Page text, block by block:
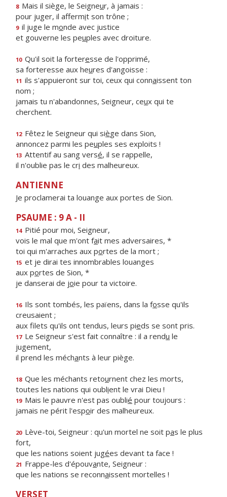
8 Mais il siège, le Seigneur, à jamais :
pour juger, il affermit son trône ;
9 il juge le monde avec justice
et gouverne les peuples avec droiture.
10 Qu'il soit la forteresse de l'opprimé,
sa forteresse aux heures d'angoisse :
11 ils s'appuieront sur toi, ceux qui connaissent ton
nom ;
jamais tu n'abandonnes, Seigneur, ceux qui te
cherchent.
12 Fêtez le Seigneur qui siège dans Sion,
annoncez parmi les peuples ses exploits !
13 Attentif au sang versé, il se rappelle,
il n'oublie pas le cri des malheureux.
ANTIENNE
Je proclamerai ta louange aux portes de Sion.
PSAUME : 9 A - II
14 Pitié pour moi, Seigneur,
vois le mal que m'ont fait mes adversaires, *
toi qui m'arraches aux portes de la mort ;
15 et je dirai tes innombrables louanges
aux portes de Sion, *
je danserai de joie pour ta victoire.
16 Ils sont tombés, les païens, dans la fosse qu'ils
creusaient ;
aux filets qu'ils ont tendus, leurs pieds se sont pris.
17 Le Seigneur s'est fait connaître : il a rendu le
jugement,
il prend les méchants à leur piège.
18 Que les méchants retournent chez les morts,
toutes les nations qui oublient le vrai Dieu !
19 Mais le pauvre n'est pas oublié pour toujours :
jamais ne périt l'espoir des malheureux.
20 Lève-toi, Seigneur : qu'un mortel ne soit pas le plus
fort,
que les nations soient jugées devant ta face !
21 Frappe-les d'épouvante, Seigneur :
que les nations se reconnaissent mortelles !
VERSET